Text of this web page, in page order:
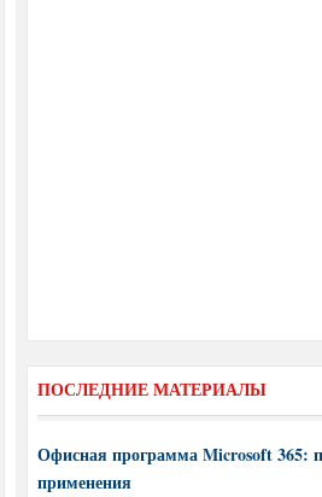
ПОСЛЕДНИЕ МАТЕРИАЛЫ
Офисная программа Microsoft 365:
применения